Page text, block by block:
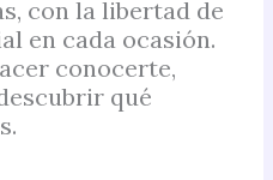
con la libertad de
en cada ocasión.
conocerte,
qué